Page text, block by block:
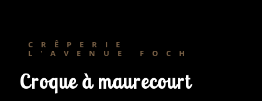
CRÊPERIE
L'AVENUE FOCH
croque à maurecourt